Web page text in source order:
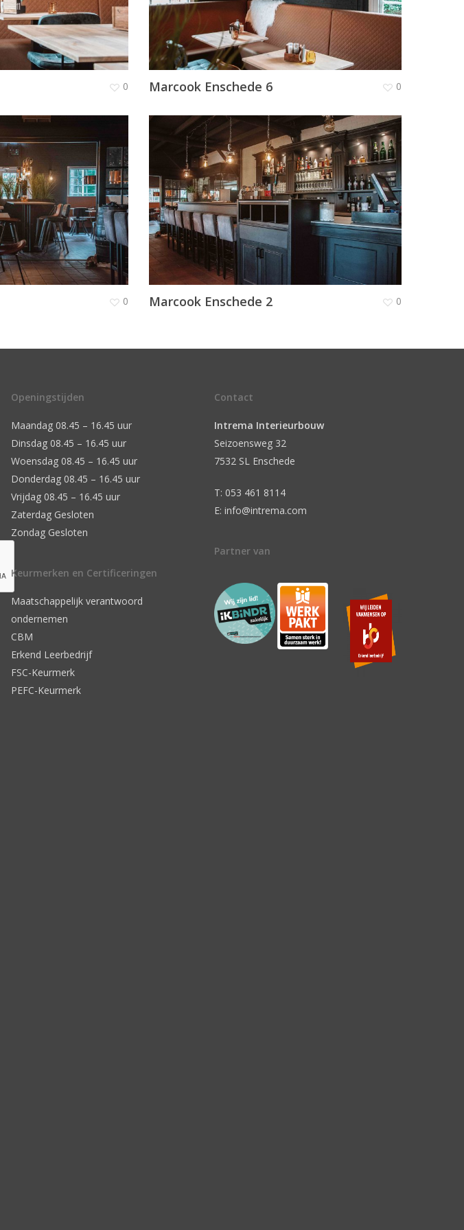
0 Marcook Enschede 6 0
0 Marcook Enschede 2 0
Openingstijden
Maandag 08.45 – 16.45 uur
Dinsdag 08.45 – 16.45 uur
Woensdag 08.45 – 16.45 uur
Donderdag 08.45 – 16.45 uur
Vrijdag 08.45 – 16.45 uur
Zaterdag Gesloten
Zondag Gesloten
Keurmerken en Certificeringen
Maatschappelijk verantwoord
ondernemen
CBM
Erkend Leerbedrijf
FSC-Keurmerk
PEFC-Keurmerk
Contact
Intrema Interieurbouw
Seizoensweg 32
7532 SL Enschede
T: 053 461 8114
E: info@intrema.com
Partner van